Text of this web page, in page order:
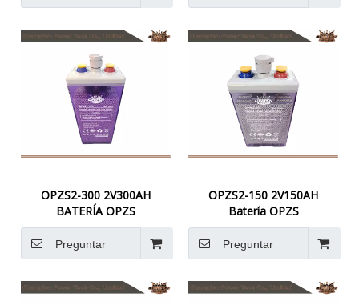
OPZS2-300 2V300AH
BATERÍA OPZS
Preguntar
OPZS2-150 2V150AH
Batería OPZS
Preguntar